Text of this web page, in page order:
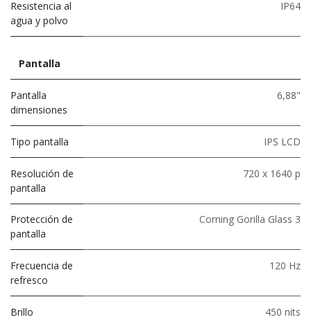
Resistencia al
agua y polvo
IP64
Pantalla
Pantalla
dimensiones
6,88"
Tipo pantalla IPS LCD
Resolución de
pantalla
720 x 1640 p
Protección de
pantalla
Corning Gorilla Glass 3
Frecuencia de
refresco
120 Hz
Brillo 450 nits